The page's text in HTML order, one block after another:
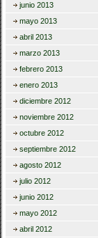
junio 2013
mayo 2013
abril 2013
marzo 2013
febrero 2013
enero 2013
diciembre 2012
noviembre 2012
octubre 2012
septiembre 2012
agosto 2012
julio 2012
junio 2012
mayo 2012
abril 2012